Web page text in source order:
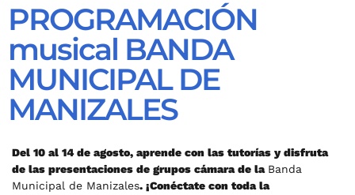
PROGRAMACIÓN
musical BANDA
MUNICIPAL DE
MANIZALES
Del 10 al 14 de agosto, aprende con las tutorías y disfruta
de las presentaciones de grupos cámara de la Banda
Municipal de Manizales. ¡Conéctate con toda la